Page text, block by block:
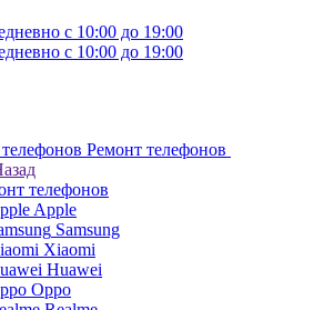
с 10:00 до 19:00
с 10:00 до 19:00
Ремонт телефонов
телефонов
Apple
Samsung
Xiaomi
Huawei
Oppo